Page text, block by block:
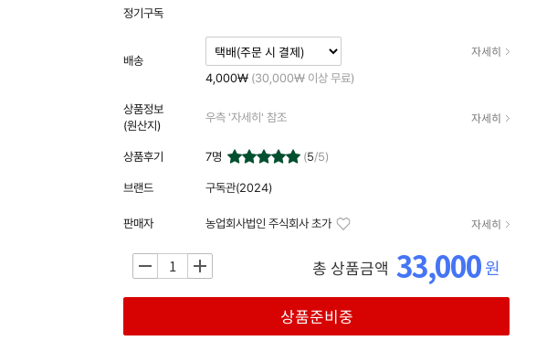
정기구독
배송
자세히
4,000₩ (30,000₩ 이상 무료)
상품정보
(원산지)
우측 '자세히' 참조 자세히
상품후기 7명 (5/5)
브랜드 구독관(2024)
판매자 농업회사법인 주식회사 초가 자세히
+ 총 상품금액 33,000원
상품준비중